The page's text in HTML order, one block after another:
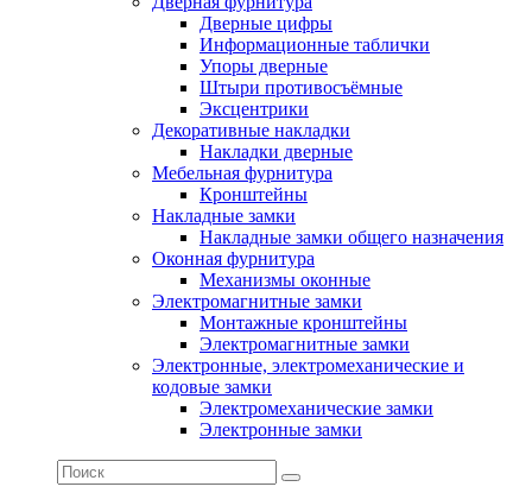
Дверные цифры
Информационные таблички
Упоры дверные
Штыри противосъёмные
Эксцентрики
Декоративные накладки
Накладки дверные
Мебельная фурнитура
Кронштейны
Накладные замки
Накладные замки общего назначения
Оконная фурнитура
Механизмы оконные
Электромагнитные замки
Монтажные кронштейны
Электромагнитные замки
Электронные, электромеханические и
кодовые замки
Электромеханические замки
Электронные замки